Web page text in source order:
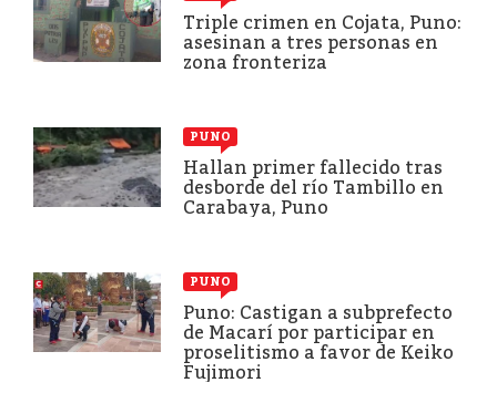
Triple crimen en Cojata, Puno:
asesinan a tres personas en
zona fronteriza
PUNO
Hallan primer fallecido tras
desborde del río Tambillo en
Carabaya, Puno
PUNO
Puno: Castigan a subprefecto
de Macarí por participar en
proselitismo a favor de Keiko
Fujimori